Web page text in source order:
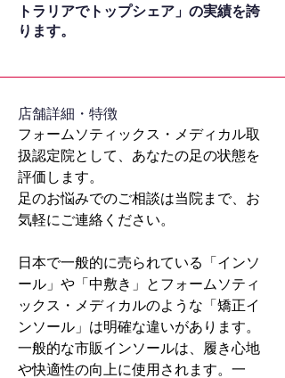
トラリアでトップシェア」の実績を誇
ります。
​店舗詳細・特徴
フォームソティックス・メディカル取
扱認定院として、あなたの足の状態を
評価します。
足のお悩みでのご相談は当院まで、お
気軽にご連絡ください。
日本で一般的に売られている「インソ
ール」や「中敷き」とフォームソティ
ックス・メディカルのような「矯正イ
ンソール」は明確な違いがあります。
一般的な市販インソールは、履き心地
や快適性の向上に使用されます。一